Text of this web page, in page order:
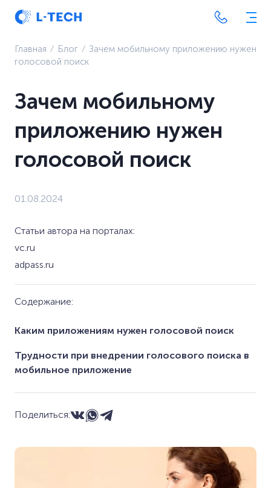
Главная ⁄ Блог ⁄ Зачем мобильному приложению нужен
голосовой поиск
Зачем мобильному
приложению нужен
голосовой поиск
01.08.2024
Статьи автора на порталах:
vc.ru
adpass.ru
Содержание:
Каким приложениям нужен голосовой поиск
Трудности при внедрении голосового поиска в
мобильное приложение
Поделиться: